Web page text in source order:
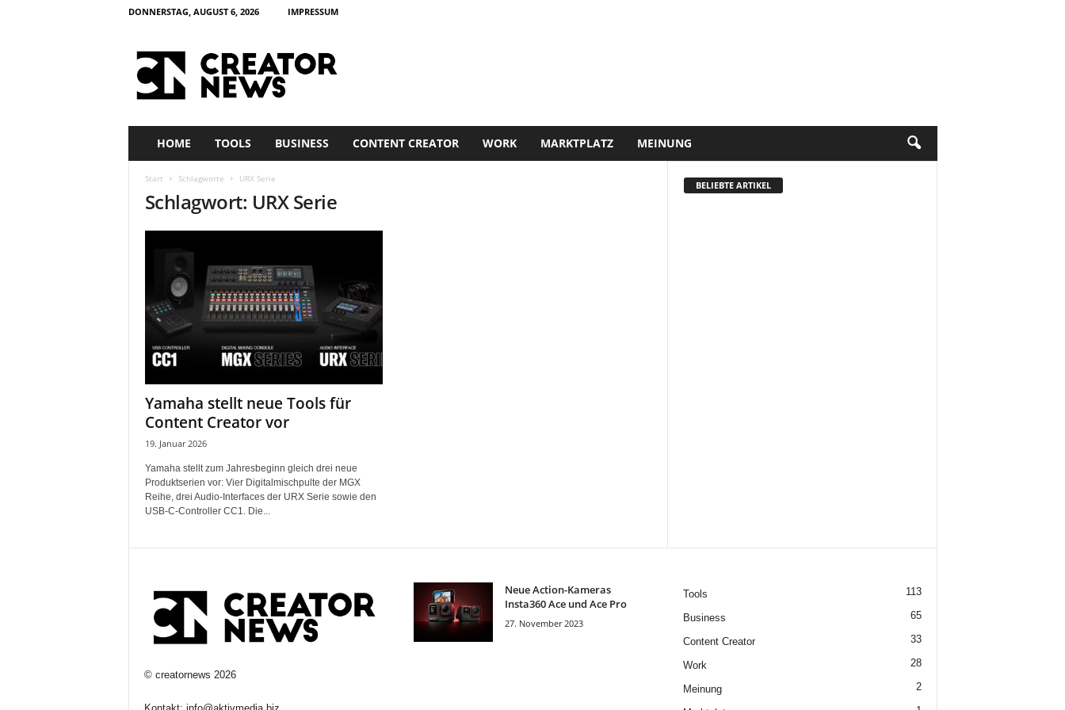
DONNERSTAG, AUGUST 6, 2026 IMPRESSUM
HOME TOOLS BUSINESS CONTENT CREATOR WORK MARKTPLATZ MEINUNG
Start Schlagworte URX Serie
Schlagwort: URX Serie
Yamaha stellt neue Tools für
Content Creator vor
19. Januar 2026
Yamaha stellt zum Jahresbeginn gleich drei neue
Produktserien vor: Vier Digitalmischpulte der MGX
Reihe, drei Audio-Interfaces der URX Serie sowie den
USB-C-Controller CC1. Die...
BELIEBTE ARTIKEL
© creatornews 2026
Neue Action-Kameras
Insta360 Ace und Ace Pro
27. November 2023
Tools 113
Business 65
Content Creator 33
Work 28
Meinung 2